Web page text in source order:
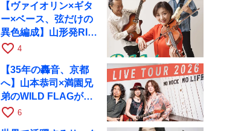
【ヴァイオリン×ギタ
ー×ベース、弦だけの
異色編成】山形発RIM
が初全国ツアーで8月
favorite_border 4
【35年の轟音、京都
へ】山本恭司×満園兄
弟のWILD FLAGが8
月6日にRAGでライブ
favorite_border 6